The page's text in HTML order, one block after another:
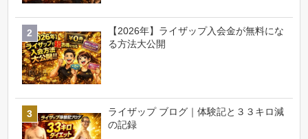
【2026年】ライザップ入会金が無料にな
る方法大公開
ライザップ ブログ｜体験記と３３キロ減
の記録